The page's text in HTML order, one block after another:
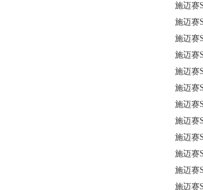
施迈赛
施迈赛
施迈赛
施迈赛
施迈赛
施迈赛
施迈赛
施迈赛
施迈赛
施迈赛
施迈赛
施迈赛